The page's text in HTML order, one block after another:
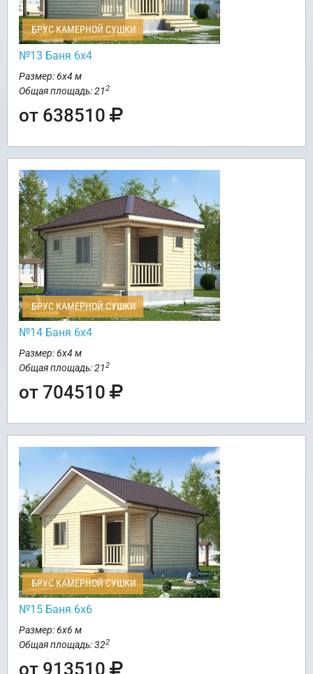
БРУС КАМЕРНОЙ СУШКИ
№13 Баня 6х4
Размер: 6х4 м
Общая площадь: 212
от 638510
БРУС КАМЕРНОЙ СУШКИ
№14 Баня 6х4
Размер: 6х4 м
Общая площадь: 212
от 704510
БРУС КАМЕРНОЙ СУШКИ
№15 Баня 6х6
Размер: 6х6 м
Общая площадь: 322
от 913510